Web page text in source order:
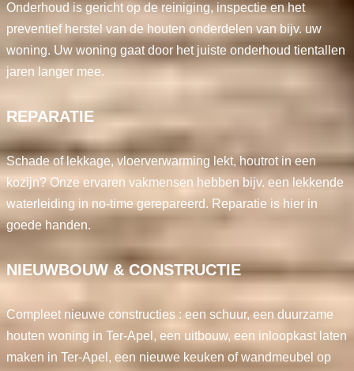
Onderhoud is gericht op de reiniging, inspectie en het
preventief herstel van de houten onderdelen van bijv. uw
woning. Uw woning gaat door het juiste onderhoud tientallen
jaren langer mee.
REPARATIE
Schade of lekkage, vloerverwarming lekt, houtrot in een
kozijn? Onze ervaren vakmensen hebben bijv. een lekkende
waterleiding in no-time gerepareerd. Reparatie is hier in
goede handen.
NIEUWBOUW & CONSTRUCTIE
Compleet nieuwe constructies : een schuur, een duurzame
houten woning in Ter-Apel, een uitbouw, een inloopkast laten
maken in Ter-Apel, een nieuwe keuken of wandmeubel op